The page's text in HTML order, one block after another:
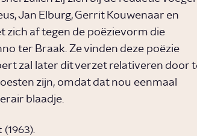
Jan Elburg, Gerrit Kouwenaar en
zich af tegen de poëzievorm die
ter Braak. Ze vinden deze poëzie
zal later dit verzet relativeren door
zijn, omdat dat nou eenmaal
blaadje.